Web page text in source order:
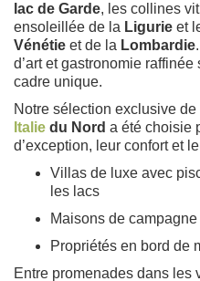
lac de Garde, les collines
ensoleillée de la Ligurie et
Vénétie et de la Lombardie
d’art et gastronomie
cadre unique.
Notre sélection exclusive de
Italie du Nord a été choisie
d’exception, leur confort et
Villas de luxe avec
les lacs
Maisons de
Propriétés en bord de
Entre promenades dans les